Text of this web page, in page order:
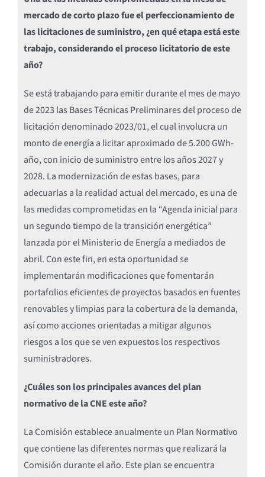
mercado de corto plazo fue el perfeccionamiento de
las licitaciones de suministro, ¿en qué etapa está este
trabajo, considerando el proceso licitatorio de este
año?
Se está trabajando para emitir durante el mes de mayo
de 2023 las Bases Técnicas Preliminares del proceso de
licitación denominado 2023/01, el cual involucra un
monto de energía a licitar aproximado de 5.200 GWh-
año, con inicio de suministro entre los años 2027 y
2028. La modernización de estas bases, para
adecuarlas a la realidad actual del mercado, es una de
las medidas comprometidas en la “Agenda inicial para
un segundo tiempo de la transición energética”
lanzada por el Ministerio de Energía a mediados de
abril. Con este fin, en esta oportunidad se
implementarán modificaciones que fomentarán
portafolios eficientes de proyectos basados en fuentes
renovables y limpias para la cobertura de la demanda,
así como acciones orientadas a mitigar algunos
riesgos a los que se ven expuestos los respectivos
suministradores.
¿Cuáles son los principales avances del plan
normativo de la CNE este año?
La Comisión establece anualmente un Plan Normativo
que contiene las diferentes normas que realizará la
Comisión durante el año. Este plan se encuentra